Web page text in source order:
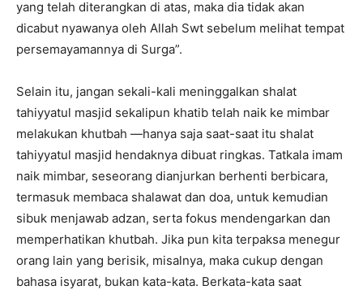
yang telah diterangkan di atas, maka dia tidak akan
dicabut nyawanya oleh Allah Swt sebelum melihat tempat
persemayamannya di Surga”.
Selain itu, jangan sekali-kali meninggalkan shalat
tahiyyatul masjid sekalipun khatib telah naik ke mimbar
melakukan khutbah —hanya saja saat-saat itu shalat
tahiyyatul masjid hendaknya dibuat ringkas. Tatkala imam
naik mimbar, seseorang dianjurkan berhenti berbicara,
termasuk membaca shalawat dan doa, untuk kemudian
sibuk menjawab adzan, serta fokus mendengarkan dan
memperhatikan khutbah. Jika pun kita terpaksa menegur
orang lain yang berisik, misalnya, maka cukup dengan
bahasa isyarat, bukan kata-kata. Berkata-kata saat